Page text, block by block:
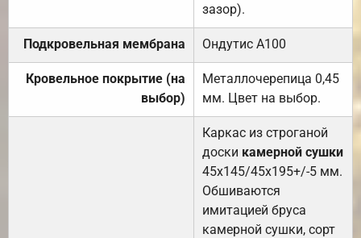
зазор).
Подкровельная мембрана Ондутис А100
Кровельное покрытие (на
выбор)
Металлочерепица 0,45
мм. Цвет на выбор.
Каркас из строганой
доски камерной сушки
45х145/45х195+/-5 мм.
Обшиваются
имитацией бруса
камерной сушки, сорт